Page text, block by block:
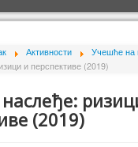
Активности
Учешће на
и перспективе (2019)
(2019)